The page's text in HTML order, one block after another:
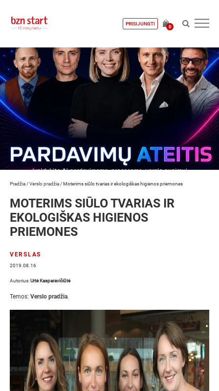
PRISIJUNGTI
0
Pradžia /Verslo pradžia /Moterims siūlo tvarias ir ekologiškas higienos priemones
MOTERIMS SIŪLO TVARIAS IR
EKOLOGIŠKAS HIGIENOS
PRIEMONES
VERSLAS
2019.08.16
Autorius:Urtė Kasparavičiūtė
Temos: Verslo pradžia.